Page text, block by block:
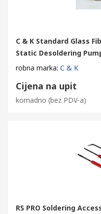
C & K Standard Glass
Static Desoldering
robna marka: C & K
Cijena na upit
komadno (bez PDV-a)
RS PRO Soldering